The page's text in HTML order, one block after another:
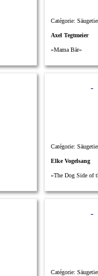
Catégorie:
Axel Tegtmeier
»Mama Bär«
Catégorie:
Elke Vogelsang
»The Dog Side of
Catégorie: